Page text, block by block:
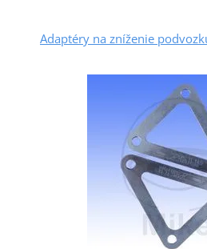
Adaptéry na zníženie